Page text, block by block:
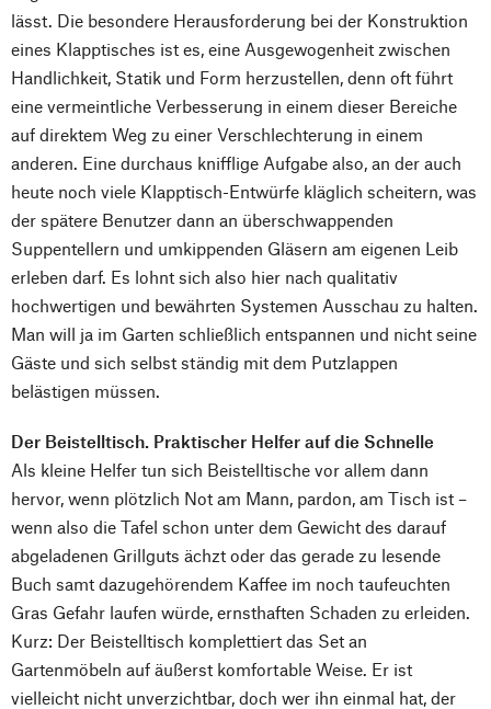
lässt. Die besondere Herausforderung bei der Konstruktion
eines Klapptisches ist es, eine Ausgewogenheit zwischen
Handlichkeit, Statik und Form herzustellen, denn oft führt
eine vermeintliche Verbesserung in einem dieser Bereiche
auf direktem Weg zu einer Verschlechterung in einem
anderen. Eine durchaus knifflige Aufgabe also, an der auch
heute noch viele Klapptisch-Entwürfe kläglich scheitern, was
der spätere Benutzer dann an überschwappenden
Suppentellern und umkippenden Gläsern am eigenen Leib
erleben darf. Es lohnt sich also hier nach qualitativ
hochwertigen und bewährten Systemen Ausschau zu halten.
Man will ja im Garten schließlich entspannen und nicht seine
Gäste und sich selbst ständig mit dem Putzlappen
belästigen müssen.
Der Beistelltisch. Praktischer Helfer auf die Schnelle
Als kleine Helfer tun sich Beistelltische vor allem dann
hervor, wenn plötzlich Not am Mann, pardon, am Tisch ist –
wenn also die Tafel schon unter dem Gewicht des darauf
abgeladenen Grillguts ächzt oder das gerade zu lesende
Buch samt dazugehörendem Kaffee im noch taufeuchten
Gras Gefahr laufen würde, ernsthaften Schaden zu erleiden.
Kurz: Der Beistelltisch komplettiert das Set an
Gartenmöbeln auf äußerst komfortable Weise. Er ist
vielleicht nicht unverzichtbar, doch wer ihn einmal hat, der